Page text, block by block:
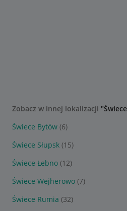
Zobacz w innej lokalizacji
Świece Bytów (6)
Świece Słupsk (15)
Świece Łebno (12)
Świece Wejherowo (7)
Świece Rumia (32)